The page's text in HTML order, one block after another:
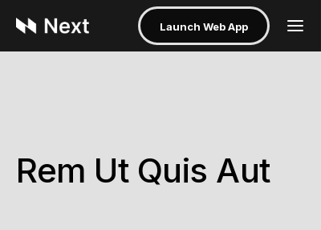
Launch Web App
Rem Ut Quis Aut